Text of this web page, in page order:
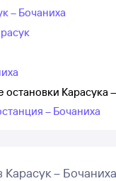
– Бочаниха
остановки Карасука
– Бочаниха
– Бочаниха